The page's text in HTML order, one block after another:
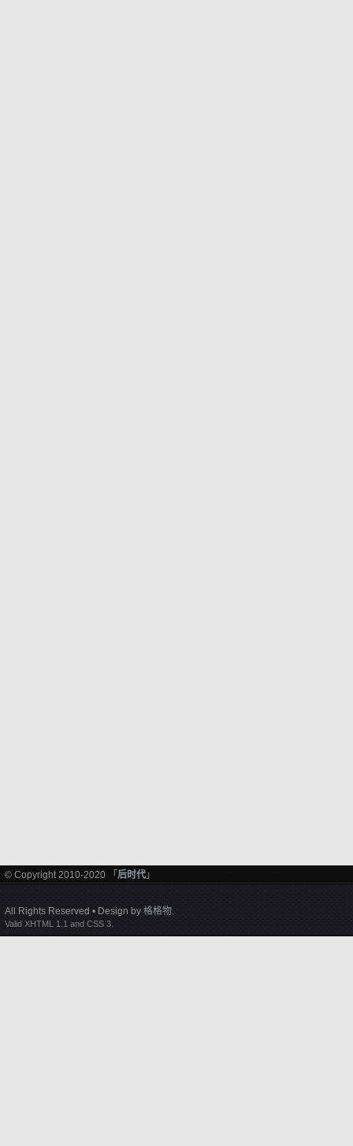
© Copyright 2010-2020 「 后时代 」
All Rights Reserved • Design by 格格物.
Valid XHTML 1.1 and CSS 3.